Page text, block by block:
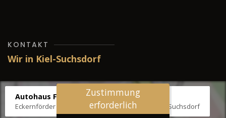
KONTAKT
Wir in Kiel-Suchsdorf
Autohaus Fräter
Eckernförder Str. /Klausbrooker Weg 1, 24107 Kiel-Suchsdorf
Zustimmung
erforderlich